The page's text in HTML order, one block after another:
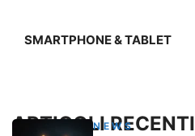
SMARTPHONE & TABLET
ARTICOLI RECENTI
NEWS